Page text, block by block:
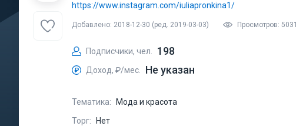
https://www.instagram.com/iuliapronkina1/
Добавлено: 2018-12-30 (ред. 2019-03-03) Просмотров: 5031
Подписчики, чел. 198
Доход, ₽/мес. Не указан
Тематика:
Мода и красота
Торг:
Нет